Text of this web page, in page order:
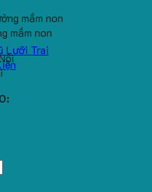
Lưỡi Trai
mầm non